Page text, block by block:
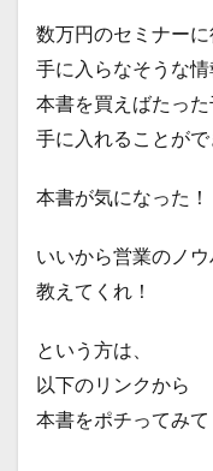
数万円のセミナーに
手に入らなそうな情
本書を買えばたっ
手に入れることがで
本書が気になった！
いいから営業のノ
教えてくれ！
という方は、
以下のリンクから
本書をポチってみて